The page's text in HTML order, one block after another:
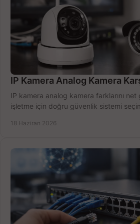
IP Kamera Analog Kamera
IP kamera analog kamera farklarını
işletme için doğru güvenlik sistemi
18 Haziran 2026